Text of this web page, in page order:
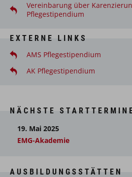
einen optimalen Theorie-
gewährleisten
Vereinbarung über
Pflegestipendium
EXTERNE LINKS
AMS Pflegestipendium
AK Pflegestipendium
NÄCHSTE
19. Mai 2025
EMG-Akademie
AUSBILDUNGSSTÄTTEN